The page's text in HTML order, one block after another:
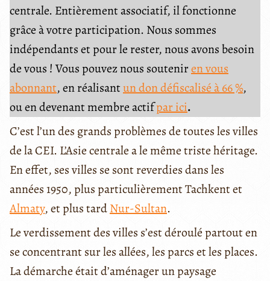
centrale. Entièrement associatif, il fonctionne
grâce à votre participation. Nous sommes
indépendants et pour le rester, nous avons besoin
de vous ! Vous pouvez nous souteniren vous
abonnant, en réalisantun don défiscalisé à 66 %,
ou en devenant membre actifpar ici.
C’est l’un des grands problèmes de toutes les villes
de la CEI. L’Asie centrale a le même triste héritage.
En effet, ses villes se sont reverdies dans les
années 1950, plus particulièrement Tachkent et
Almaty, et plus tardNur-Sultan.
Le verdissement des villes s’est déroulé partout en
se concentrant sur les allées, les parcs et les places.
La démarche était d’aménager un paysage